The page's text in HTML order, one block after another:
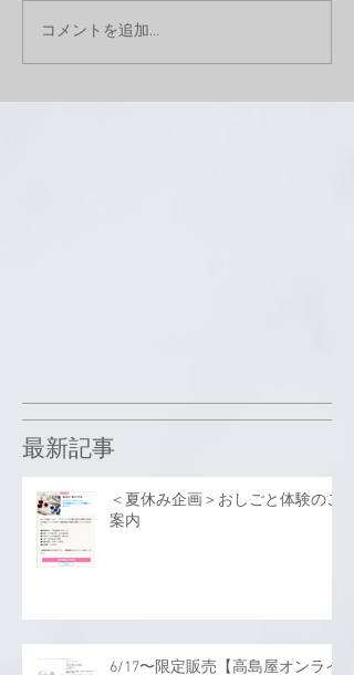
コメントを追加…
最新記事
＜夏休み企画＞おしごと体験のご
案内
6/17〜限定販売【高島屋オンライ